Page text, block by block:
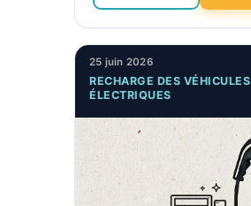
25 juin 2026
RECHARGE DES VÉHICULES
ÉLECTRIQUES